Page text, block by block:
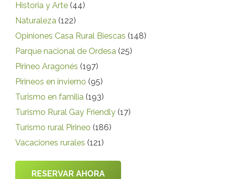
Historia y Arte (44)
Naturaleza (122)
Opiniones Casa Rural Biescas (148)
Parque nacional de Ordesa (25)
Pirineo Aragonés (197)
Pirineos en invierno (95)
Turismo en familia (193)
Turismo Rural Gay Friendly (17)
Turismo rural Pirineo (186)
Vacaciones rurales (121)
RESERVAR AHORA